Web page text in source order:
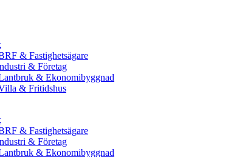
& Fastighetsägare
& Företag
& Ekonomibyggnad
& Fritidshus
& Fastighetsägare
& Företag
& Ekonomibyggnad